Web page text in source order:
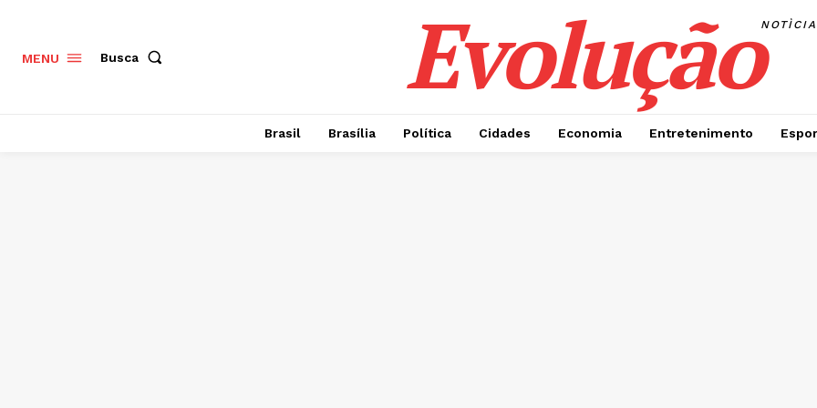
MENU Busca Evolução
Brasil Brasília Política Cidades Economia Entretenimento